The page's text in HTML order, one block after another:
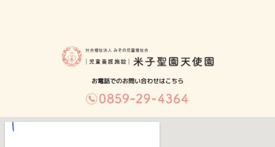
お電話でのお問い合わせはこちら